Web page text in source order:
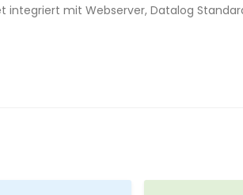
integriert mit Webserver, Datalog